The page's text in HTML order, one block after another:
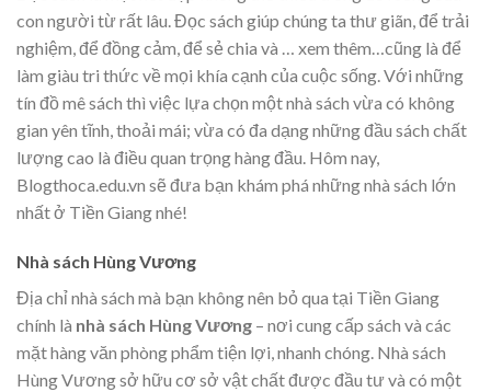
con người từ rất lâu. Đọc sách giúp chúng ta thư giãn, để trải
nghiệm, để đồng cảm, để sẻ chia và
… xem thêm… cũng là để
làm giàu tri thức về mọi khía cạnh của cuộc sống. Với những
tín đồ mê sách thì việc lựa chọn một nhà sách vừa có không
gian yên tĩnh, thoải mái; vừa có đa dạng những đầu sách chất
lượng cao là điều quan trọng hàng đầu. Hôm nay,
Blogthoca.edu.vn sẽ đưa bạn khám phá những nhà sách lớn
nhất ở Tiền Giang nhé!
Nhà sách Hùng Vương
Địa chỉ nhà sách mà bạn không nên bỏ qua tại Tiền Giang
chính là nhà sách Hùng Vương – nơi cung cấp sách và các
mặt hàng văn phòng phẩm tiện lợi, nhanh chóng. Nhà sách
Hùng Vương sở hữu cơ sở vật chất được đầu tư và có một